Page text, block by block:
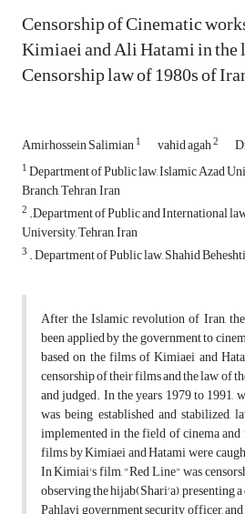
Censorship of Cinematic
Kimiaei and Ali Hatami in the
Censorship law of 1980s of
Amirhossein Salimian1 vahid agah2
1Department of Public law, Islamic Azad
Branch, Tehran, Iran
2 .Department of Public and International
University, Tehran, Iran
3 . Department of Public law, Shahid
After the Islamic revolution of Iran,
been applied by the government to
based on the films of Kimiaei and
censorship of their films and the law of
and judged. In the years 1979 to 1991,
was being established and stabilized,
implemented in the field of cinema
films by Kimiaei and Hatami were
In Kimiai's film, "Red Line" was
observing the hijab(Shari'a), presenting